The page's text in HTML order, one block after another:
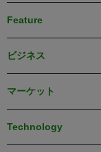
Feature
ビジネス
マーケット
Technology